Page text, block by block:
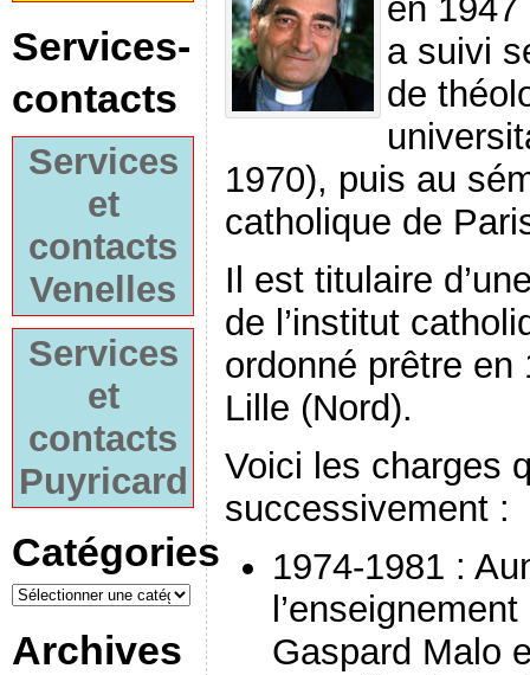
Services-
contacts
Services
et
contacts
Venelles
Services
et
contacts
Puyricard
Catégories
Archives
en 1947
a suivi
de
1970), puis au
catholique de
Il est titulaire
de l’institut
ordonné prêtre en
Lille (Nord).
Voici les charges
successivement :
1974-1981 :
Gaspard Malo